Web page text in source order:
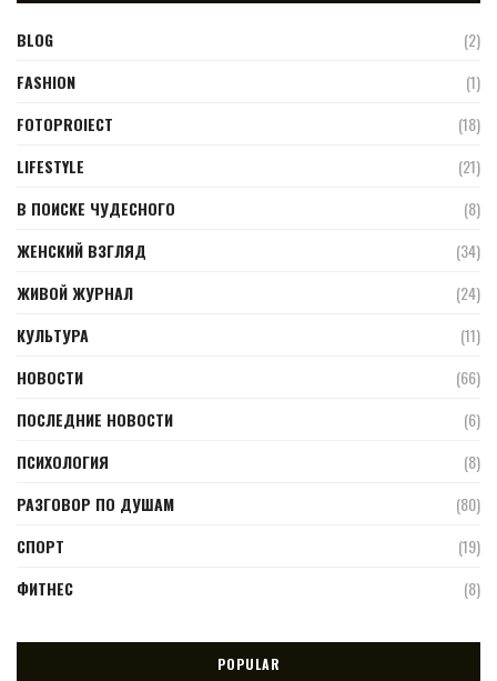
BLOG
(2)
FASHION
(1)
FOTOPROIECT
(18)
LIFESTYLE
(21)
В ПОИСКЕ ЧУДЕСНОГО
(8)
ЖЕНСКИЙ ВЗГЛЯД
(34)
ЖИВОЙ ЖУРНАЛ
(24)
КУЛЬТУРА
(11)
НОВОСТИ
(66)
ПОСЛЕДНИЕ НОВОСТИ
(6)
ПСИХОЛОГИЯ
(8)
РАЗГОВОР ПО ДУШАМ
(80)
СПОРТ
(19)
ФИТНЕС
(8)
POPULAR